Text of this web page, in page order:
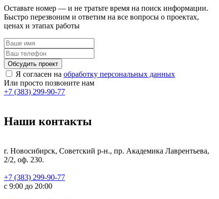
Оставьте номер — и не тратьте время на поиск информации.
Быстро перезвоним и ответим на все вопросы о проектах,
ценах и этапах работы
Обсудить проект
Я согласен на обработку персональных данных
Или просто позвоните нам
+7 (383) 299-90-77
Наши контакты
г. Новосибирск, Советский р-н., пр. Академика Лаврентьева,
2/2, оф. 230.
+7 (383) 299-90-77
с 9:00 до 20:00